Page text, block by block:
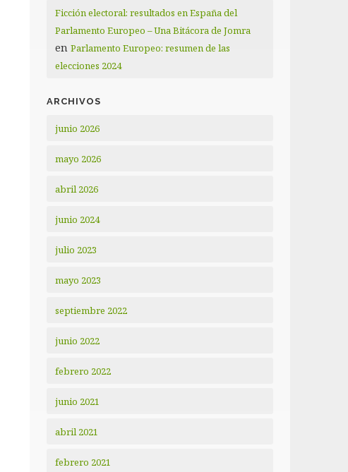
Ficción electoral: resultados en España del
Parlamento Europeo – Una Bitácora de Jomra
enParlamento Europeo: resumen de las
elecciones 2024
ARCHIVOS
junio 2026
mayo 2026
abril 2026
junio 2024
julio 2023
mayo 2023
septiembre 2022
junio 2022
febrero 2022
junio 2021
abril 2021
febrero 2021